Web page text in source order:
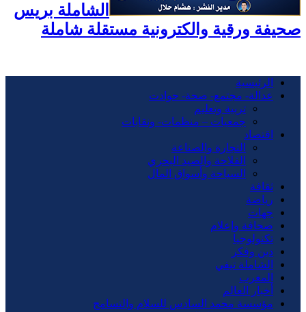
الشاملة بريس
صحيفة ورقية والكترونية مستقلة شاملة
الرئيسية
عدالة- مجتمع- صحة- حوادت
تربية وتعليم
جمعيات – منظمات- ونقابات
اقتصاد
التجارة والصناعة
الفلاحة والصيد البحري
السياحة وأسواق المال
ثقافة
رياضة
جهات
صحافة وإعلام
تكنولوجيا
دين وفكر
الشاملة تيفي
المغرب
أخبار العالم
مؤسسة محمد السادس للسلام والتسامح